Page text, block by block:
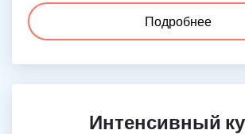
Подробнее
Интенсивный